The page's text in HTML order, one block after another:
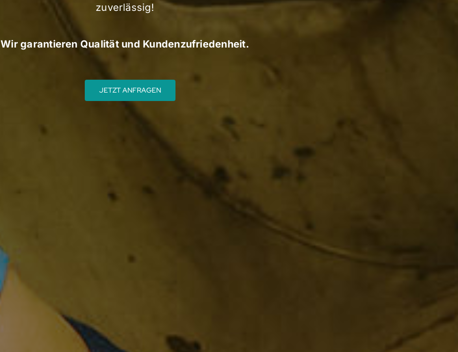
zuverlässig!
Wir garantieren Qualität und Kundenzufriedenheit.
JETZT ANFRAGEN